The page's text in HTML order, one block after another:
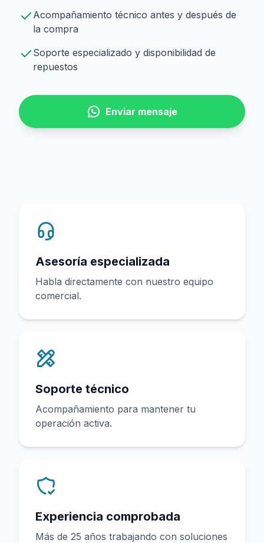
Acompañamiento técnico antes y después de
la compra
Soporte especializado y disponibilidad de
repuestos
Enviar mensaje
Asesoría especializada
Habla directamente con nuestro equipo
comercial.
Soporte técnico
Acompañamiento para mantener tu
operación activa.
Experiencia comprobada
Más de 25 años trabajando con soluciones